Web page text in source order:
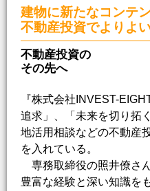
建物に新たなコンテ
不動産投資でよりよ
不動産投資の
その先へ
『株式会社INVEST-
追求」、「未来を切り拓
地活用相談などの不動産
を入れている。
専務取締役の照井僚さ
豊富な経験と深い知識を